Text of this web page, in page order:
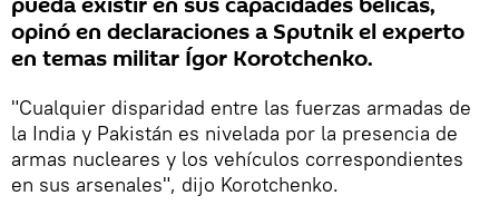
opinó en declaraciones a Sputnik el experto
en temas militar Ígor Korotchenko.
"Cualquier disparidad entre las fuerzas armadas de
la India y Pakistán es nivelada por la presencia de
armas nucleares y los vehículos correspondientes
en sus arsenales", dijo Korotchenko.